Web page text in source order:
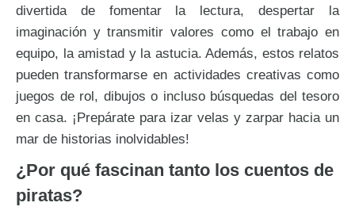
divertida de fomentar la lectura, despertar la
imaginación y transmitir valores como el trabajo en
equipo, la amistad y la astucia. Además, estos relatos
pueden transformarse en actividades creativas como
juegos de rol, dibujos o incluso búsquedas del tesoro
en casa. ¡Prepárate para izar velas y zarpar hacia un
mar de historias inolvidables!
¿Por qué fascinan tanto los cuentos de
piratas?